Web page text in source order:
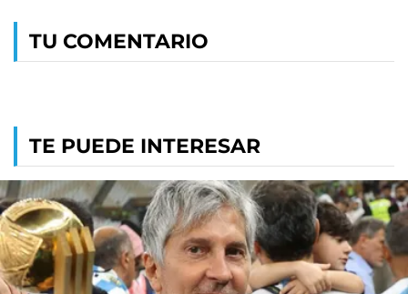
TU COMENTARIO
TE PUEDE INTERESAR